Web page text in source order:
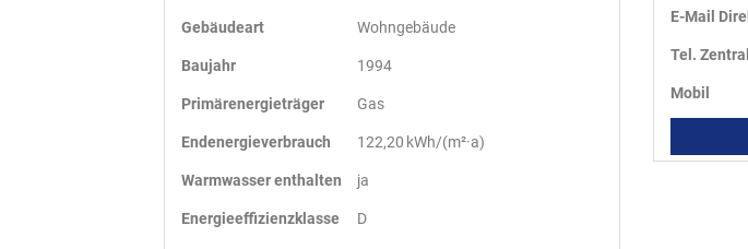
E-Mail
Tel.
Mobil
Gebäudeart Wohngebäude
Baujahr 1994
Primärenergieträger Gas
Endenergie­verbrauch 122,20 kWh/(m²·a)
Warmwasser enthalten ja
Energie­effizienz­klasse D